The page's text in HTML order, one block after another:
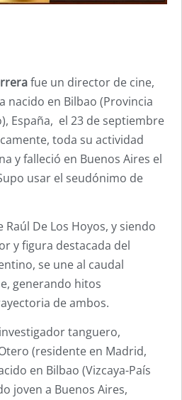
fue un director de cine,
nacido en Bilbao (Provincia
España, el 23 de septiembre
toda su actividad
y falleció en Buenos Aires el
usar el seudónimo de
De Los Hoyos, y siendo
y figura destacada del
se une al caudal
generando hitos
de ambos.
tanguero,
(residente en Madrid,
en Bilbao (Vizcaya-País
joven a Buenos Aires,